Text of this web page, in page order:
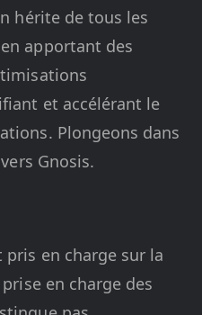
hérite de tous les
apportant des
et accélérant le
Plongeons dans
Gnosis.
en charge sur la
en charge des